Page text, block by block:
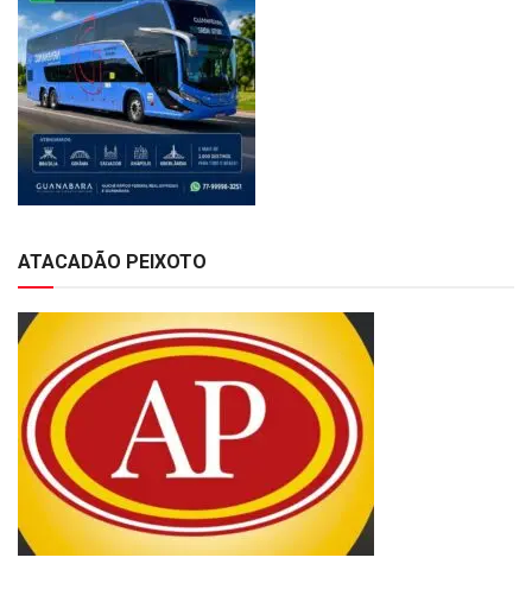
ATACADÃO PEIXOTO